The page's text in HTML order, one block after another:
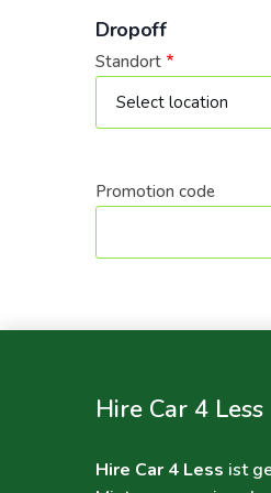
Dropoff
Standort
Promotion code
Hire Car 4 Less
Hire Car 4 Less ist